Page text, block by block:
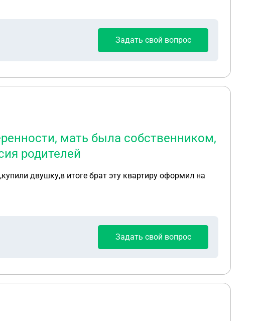
Задать свой вопрос
мать была собственником,
родителей
двушку,в итоге брат эту квартиру оформил на
Задать свой вопрос